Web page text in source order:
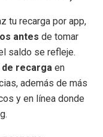
tu recarga por app,
antes de tomar
saldo se refleje.
de recarga en
además de más
y en línea donde